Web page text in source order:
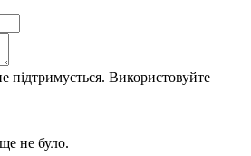
підтримується. Використовуйте
не було.